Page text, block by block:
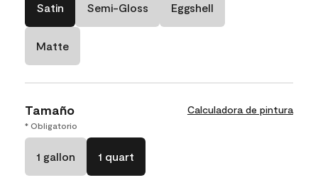
Satin Semi-Gloss Eggshell
Matte
Tamaño Calculadora de pintura
* Obligatorio
1 gallon 1 quart